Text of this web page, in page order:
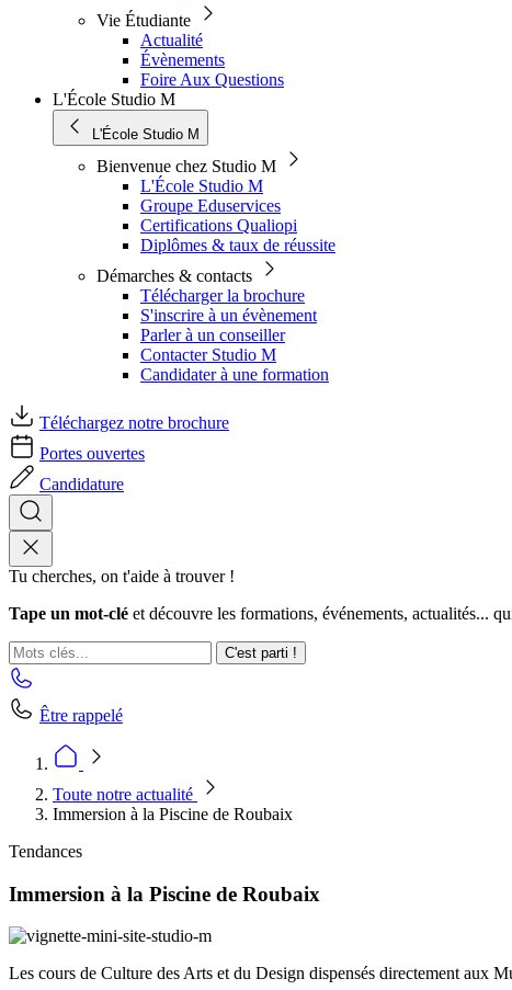
Vie Étudiante
Actualité
Évènements
Foire Aux Questions
L'École Studio M
L'École Studio M
Bienvenue chez Studio M
L'École Studio M
Groupe Eduservices
Certifications Qualiopi
Diplômes & taux de réussite
Démarches & contacts
Télécharger la brochure
S'inscrire à un évènement
Parler à un conseiller
Contacter Studio M
Candidater à une formation
Téléchargez notre brochure
Portes ouvertes
Candidature
Tu cherches, on t'aide à trouver !
Tape un mot-clé et découvre les formations, événements, actualités...
C'est parti !
Être rappelé
Toute notre actualité
Immersion à la Piscine de Roubaix
Tendances
Immersion à la Piscine de Roubaix
Les cours de Culture des Arts et du Design dispensés directement aux